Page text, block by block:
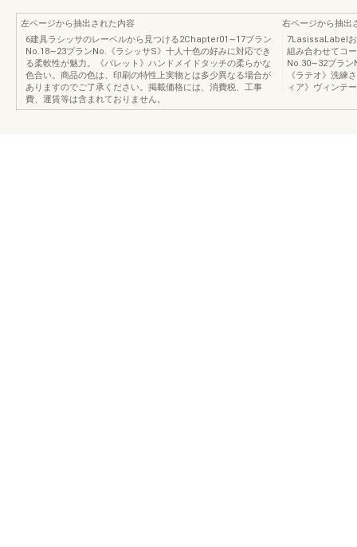
左ページから抽出された内容
6建具ラシッサのレーベルから見つける2Chapter01∼17プラン
No.18∼23プランNo.《ラシッサS》十人十色の好みに対応でき
る柔軟性が魅力。《パレット》ハンドメイドタッチの柔らかな
色合い。商品の色は、印刷の特性上実物とは多少異なる場合が
ありますのでご了承ください。掲載価格には、消費税、工事
費、運賃等は含まれておりません。
右ページから抽出
7LasissaLabelお
組み合わせてコ
No.30∼32プラン
《ラテオ》洗練
ィア》ヴィンテ